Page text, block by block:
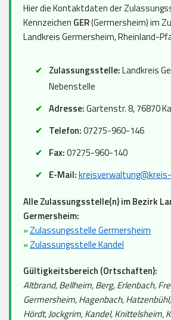
Hier die Kontaktdaten der
Kennzeichen GER(Germersheim) im
Landkreis Germersheim, Rheinland-
Zulassungsstelle:Landkreis
Nebenstelle
Adresse:Gartenstr. 8, 76870
Telefon:07275-960-146
Fax:07275-960-140
E-Mail:
Alle Zulassungsstelle(n) im Bezirk
Germersheim:
»Zulassungsstelle Germersheim
»Zulassungsstelle Kandel
Gültigkeitsbereich (Ortschaften):
Altbrand, Bellheim, Berg, Erlenbach,
Germersheim, Hagenbach,
Hördt, Jockgrim, Kandel, Knittelsheim,